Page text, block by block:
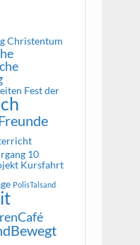
Christentum
Fest der
10
Kursfahrt
PolisTalsand